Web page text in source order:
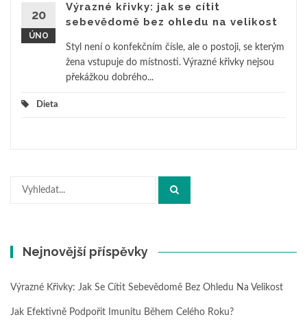
20
ÚNO
Výrazné křivky: jak se cítit
sebevědomě bez ohledu na velikost
Styl není o konfekčním čísle, ale o postoji, se kterým
žena vstupuje do místnosti. Výrazné křivky nejsou
překážkou dobrého...
Dieta
Hledat:
Nejnovější příspěvky
Výrazné Křivky: Jak Se Cítit Sebevědomě Bez Ohledu Na Velikost
Jak Efektivně Podpořit Imunitu Během Celého Roku?